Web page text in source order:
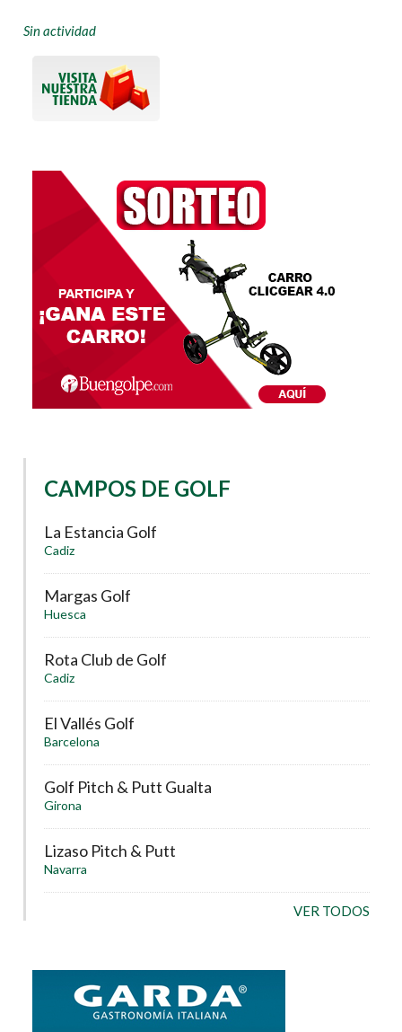
Sin actividad
CAMPOS DE GOLF
La Estancia Golf
Cadiz
Margas Golf
Huesca
Rota Club de Golf
Cadiz
El Vallés Golf
Barcelona
Golf Pitch & Putt Gualta
Girona
Lizaso Pitch & Putt
Navarra
VER TODOS